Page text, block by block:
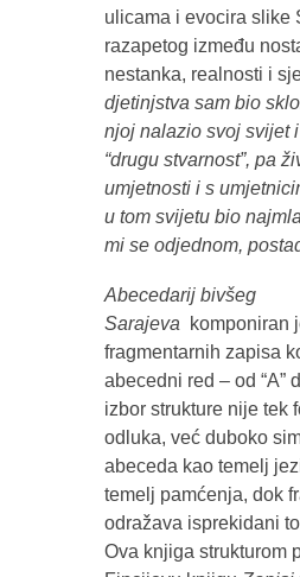
ulicama i evocira slike
razapetog između
nestanka, realnosti i
djetinjstva sam bio
njoj nalazio svoj svijet
“drugu stvarnost”, pa
umjetnosti i s
u tom svijetu bio
mi se odjednom,
Abecedarij bivšeg
Sarajeva komponiran
fragmentarnih zapisa
abecedni red – od “A”
izbor strukture nije tek
odluka, već duboko
abeceda kao temelj
temelj pamćenja, dok
odražava isprekidani
Ova knjiga strukturom